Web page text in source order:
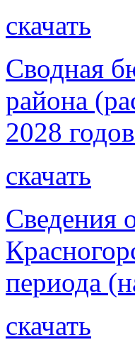
скачать
Сводная
района
2028
скачать
Сведения
периода
скачать